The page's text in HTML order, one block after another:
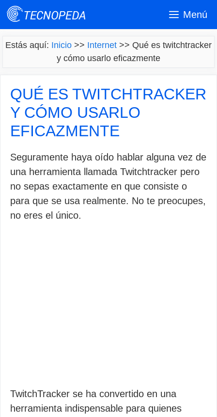
Saltar
Menú
Estás aquí: Inicio >> Internet >> Qué es twitchtracker
y cómo usarlo eficazmente
QUÉ ES TWITCHTRACKER
Y CÓMO USARLO
EFICAZMENTE
Seguramente haya oído hablar alguna vez de
una herramienta llamada Twitchtracker pero
no sepas exactamente en que consiste o
para que se usa realmente. No te preocupes,
no eres el único.
TwitchTracker se ha convertido en una
herramienta indispensable para quienes